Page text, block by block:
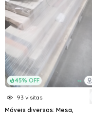
45% OFF
93 visitas
Móveis diversos: Mesa,